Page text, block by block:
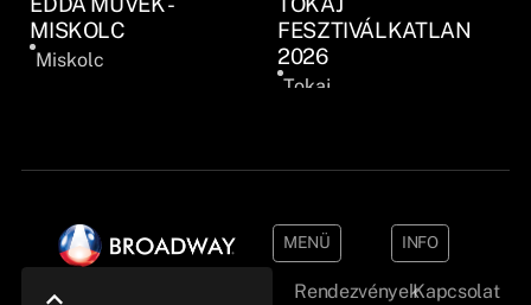
MISKOLC
Miskolc
FESZTIVÁLKATLAN
2026
Tokaj
MENÜ
Rendezvények
INFO
Kapcsolat